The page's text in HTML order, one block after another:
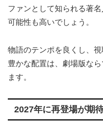
ファンとして知られる著
可能性も高いでしょう。
物語のテンポを良くし、
豊かな配置は、劇場版な
ます。
2027年に再登場が期